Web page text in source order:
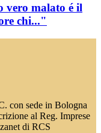
vero malato é il
chi..."
con sede in Bologna
al Reg. Imprese
di RCS